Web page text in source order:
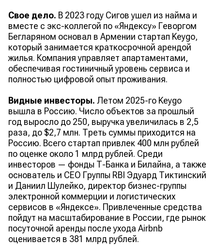
Свое дело. В 2023 году Сигов ушел из найма и
вместе с экс-коллегой по «Яндексу» Геворгом
Бегларяном основал в Армении стартап Keygo,
который занимается краткосрочной арендой
жилья. Компания управляет апартаментами,
обеспечивая гостиничный уровень сервиса и
полностью цифровой опыт проживания.
Видные инвесторы. Летом 2025-го Keygo
вышла в Россию. Число объектов за прошлый
год выросло до 250, выручка увеличилась в 2,5
раза, до $2,7 млн. Треть суммы приходится на
Россию. Всего стартап привлек 400 млн рублей
по оценке около 1 млрд рублей. Среди
инвесторов — фонды Т-Банка и Билайна, а также
основатель и CEO Группы RBI Эдуард Тиктинский
и Даниил Шулейко, директор бизнес-группы
электронной коммерции и логистических
сервисов в «Яндексе». Привлеченные средства
пойдут на масштабирование в России, где рынок
посуточной аренды после ухода Airbnb
оценивается в 381 млрд рублей.